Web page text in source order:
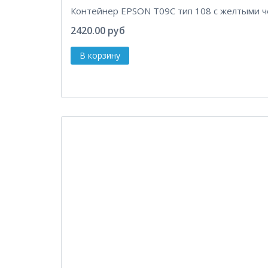
Контейнер EPSON T09C тип 108 с желтыми
2420.00 руб